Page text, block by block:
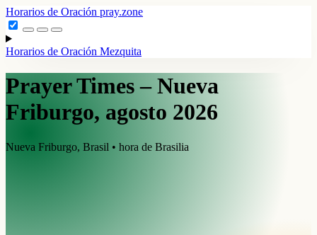
Horarios de Oración pray.zone
Horarios de Oración Mezquita
Prayer Times – Nueva
Friburgo, agosto 2026
Nueva Friburgo, Brasil • hora de Brasilia